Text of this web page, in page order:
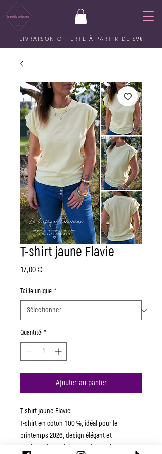
LIVRAISON OFFERTE À PARTIR DE 69€
T-shirt jaune Flavie
17,00 €Prix
Taille unique *
Quantité *
Ajouter au panier
T-shirt jaune Flavie
T-shirt en coton 100 %, idéal pour le
printemps 2026, design élégant et
confortable, parfait pour chaque femme.